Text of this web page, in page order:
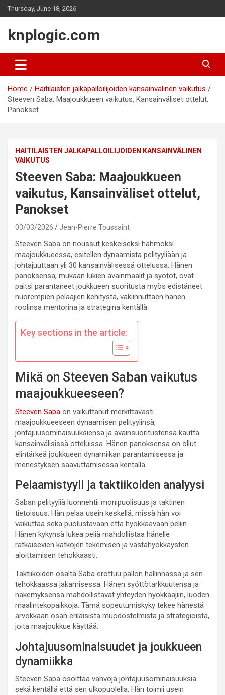
Skip
to
Thursday, June 18, 2026
knplogic.com
Home
Haitilaisten jalkapalloilijoiden kansainvälinen vaikutus
Steeven Saba: Maajoukkueen vaikutus, Kansainväliset ottelut,
Panokset
HAITILAISTEN JALKAPALLOILIJOIDEN KANSAINVÄLINEN
VAIKUTUS
Steeven Saba: Maajoukkueen
vaikutus, Kansainväliset ottelut,
Panokset
03/03/2026 Jean-Pierre Toussaint
Steeven Saba on noussut keskeiseksi hahmoksi
maajoukkueessa, esitellen dynaamista pelityyliään ja
johtajuuttaan yli 30 kansainvälisessä ottelussa. Hänen
panoksensa, mukaan lukien avainmaalit ja syötöt, ovat
paitsi parantaneet joukkueen suoritusta myös edistäneet
nuorempien pelaajien kehitystä, vakiinnuttaen hänen
roolinsa mentorina ja strategina kentällä.
Key sections in the article:
Mikä on Steeven Saban vaikutus
maajoukkueeseen?
Steeven Saba on vaikuttanut merkittävästi
maajoukkueeseen dynaamisen pelityylinsä,
johtajuusominaisuuksiensa ja avainsuoritustensa kautta
kansainvälisissä otteluissa. Hänen panoksensa on ollut
elintärkeä joukkueen dynamiikan parantamisessa ja
menestyksen saavuttamisessa kentällä.
Pelaamistyyli ja taktiikoiden analyysi
Saban pelityyliä luonnehtii monipuolisuus ja taktinen
tietoisuus. Hän pelaa usein keskellä, missä hän voi
vaikuttaa sekä puolustavaan että hyökkäävään peliin.
Hänen kykynsä lukea peliä mahdollistaa hänelle
ratkaisevien katkojen tekemisen ja vastahyökkäysten
aloittamisen tehokkaasti.
Taktiikoiden osalta Saba erottuu pallon hallinnassa ja sen
tehokkaassa jakamisessa. Hänen syöttötarkkuutensa ja
näkemyksensä mahdollistavat yhteyden hyökkääjiin, luoden
maalintekopaikkoja. Tämä sopeutumiskyky tekee hänestä
arvokkaan osan erilaisista muodostelmista ja strategioista,
joita maajoukkue käyttää.
Johtajuusominaisuudet ja joukkueen
dynamiikka
Steeven Saba osoittaa vahvoja johtajuusominaisuuksia
sekä kentällä että sen ulkopuolella. Hän toimii usein